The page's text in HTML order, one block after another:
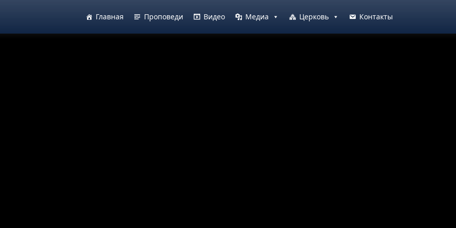
Главная Проповеди Видео Медиа Церковь Контакты